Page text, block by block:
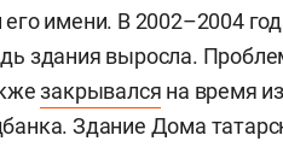
его имени. В 2002–2004
здания выросла.
закрывался на время
Здание Дома